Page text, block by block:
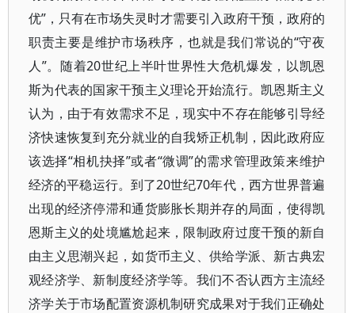
优”，只有在市场失灵时才需要引入政府干预，政府的
职责主要是维护市场秩序，也就是我们常说的“守夜
人”。随着20世纪上半叶世界性大危机爆发，以凯恩
斯为代表的国家干预主义理论开始流行。凯恩斯主义
认为，由于有效需求不足，现实中不存在能够引导经
济快速恢复到充分就业的自我矫正机制，因此政府应
该选择“相机抉择”或者“微调”的需求管理政策来维护
经济的平稳运行。到了20世纪70年代，西方世界普遍
出现的经济停滞和通货膨胀长期并存的局面，使得凯
恩斯主义的处境尴尬起来，限制政府过度干预的新自
由主义思潮兴起，如货币主义、供给学派、新古典宏
观经济学、新制度经济学等。我们不否认西方主流经
济学关于市场配置资源机制研究成果对于我们正确处